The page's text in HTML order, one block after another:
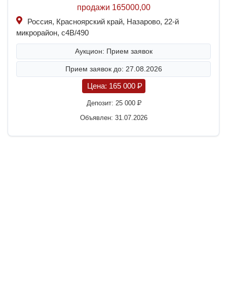
продажи 165000,00
Россия, Красноярский край, Назарово, 22-й
микрорайон, с4В/490
Аукцион: Прием заявок
Прием заявок до: 27.08.2026
Цена: 165 000 P
Депозит: 25 000P
Объявлен: 31.07.2026